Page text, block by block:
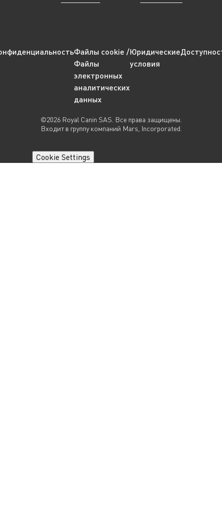
Файлы cookie /
Файлы
электронных
аналитических
данных
Юридические
условия
©2026 Royal Canin SAS. Все права защищены.
Входит в группу компаний Mars, Incorporated.
Cookie Settings